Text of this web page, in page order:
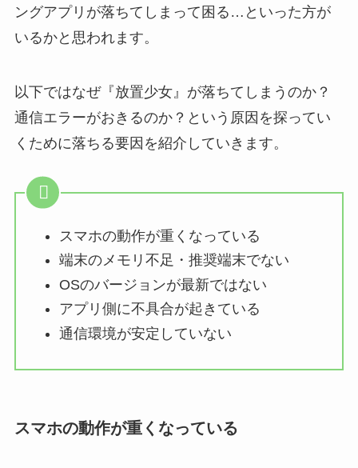
ングアプリが落ちてしまって困る…といった方が
いるかと思われます。
以下ではなぜ『放置少女』が落ちてしまうのか？
通信エラーがおきるのか？という原因を探ってい
くために落ちる要因を紹介していきます。
スマホの動作が重くなっている
端末のメモリ不足・推奨端末でない
OSのバージョンが最新ではない
アプリ側に不具合が起きている
通信環境が安定していない
スマホの動作が重くなっている